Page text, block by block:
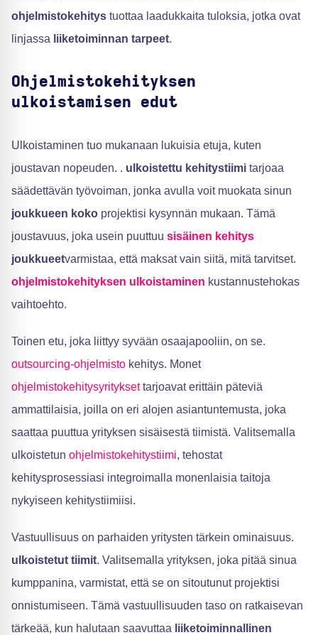
ohjelmistokehitys tuottaa laadukkaita tuloksia, jotka ovat
linjassa liiketoiminnan tarpeet.
Ohjelmistokehityksen
ulkoistamisen edut
Ulkoistaminen tuo mukanaan lukuisia etuja, kuten
joustavan nopeuden. . ulkoistettu kehitystiimi tarjoaa
säädettävän työvoiman, jonka avulla voit muokata sinun
joukkueen koko projektisi kysynnän mukaan. Tämä
joustavuus, joka usein puuttuu sisäinen kehitys
joukkueetvarmistaa, että maksat vain siitä, mitä tarvitset.
ohjelmistokehityksen ulkoistaminen kustannustehokas
vaihtoehto.
Toinen etu, joka liittyy syvään osaajapooliin, on se.
outsourcing-ohjelmisto kehitys. Monet
ohjelmistokehitysyrityksettarjoavat erittäin päteviä
ammattilaisia, joilla on eri alojen asiantuntemusta, joka
saattaa puuttua yrityksen sisäisestä tiimistä. Valitsemalla
ulkoistetun ohjelmistokehitystiimi, tehostat
kehitysprosessiasi integroimalla monenlaisia taitoja
nykyiseen kehitystiimiisi.
Vastuullisuus on parhaiden yritysten tärkein ominaisuus.
ulkoistetut tiimit. Valitsemalla yrityksen, joka pitää sinua
kumppanina, varmistat, että se on sitoutunut projektisi
onnistumiseen. Tämä vastuullisuuden taso on ratkaisevan
tärkeää, kun halutaan saavuttaa liiketoiminnallinen